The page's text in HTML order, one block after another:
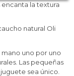
encanta la textura
mano uno por uno
Las pequeñas
sea único.